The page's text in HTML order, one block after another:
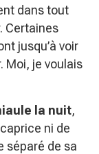
dans tout
Certaines
jusqu’à voir
Moi, je voulais
la nuit,
caprice ni de
séparé de sa